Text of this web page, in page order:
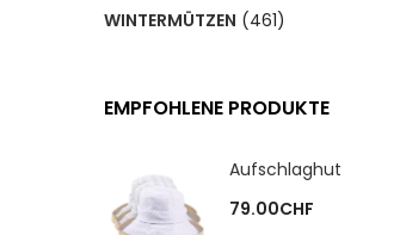
WINTERMÜTZEN (461)
EMPFOHLENE PRODUKTE
Aufschlaghut
79.00CHF